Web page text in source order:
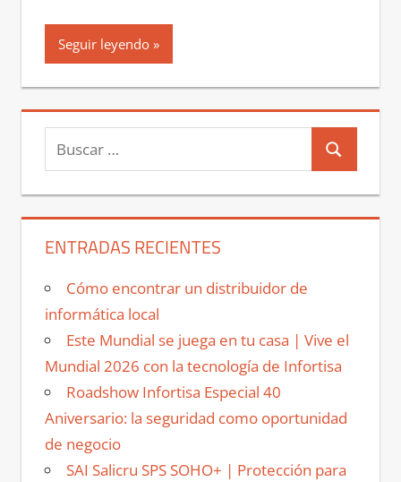
Seguir leyendo
Buscar:
Buscar
ENTRADAS RECIENTES
Cómo encontrar un distribuidor de
informática local
Este Mundial se juega en tu casa | Vive el
Mundial 2026 con la tecnología de Infortisa
Roadshow Infortisa Especial 40
Aniversario: la seguridad como oportunidad
de negocio
SAI Salicru SPS SOHO+ | Protección para